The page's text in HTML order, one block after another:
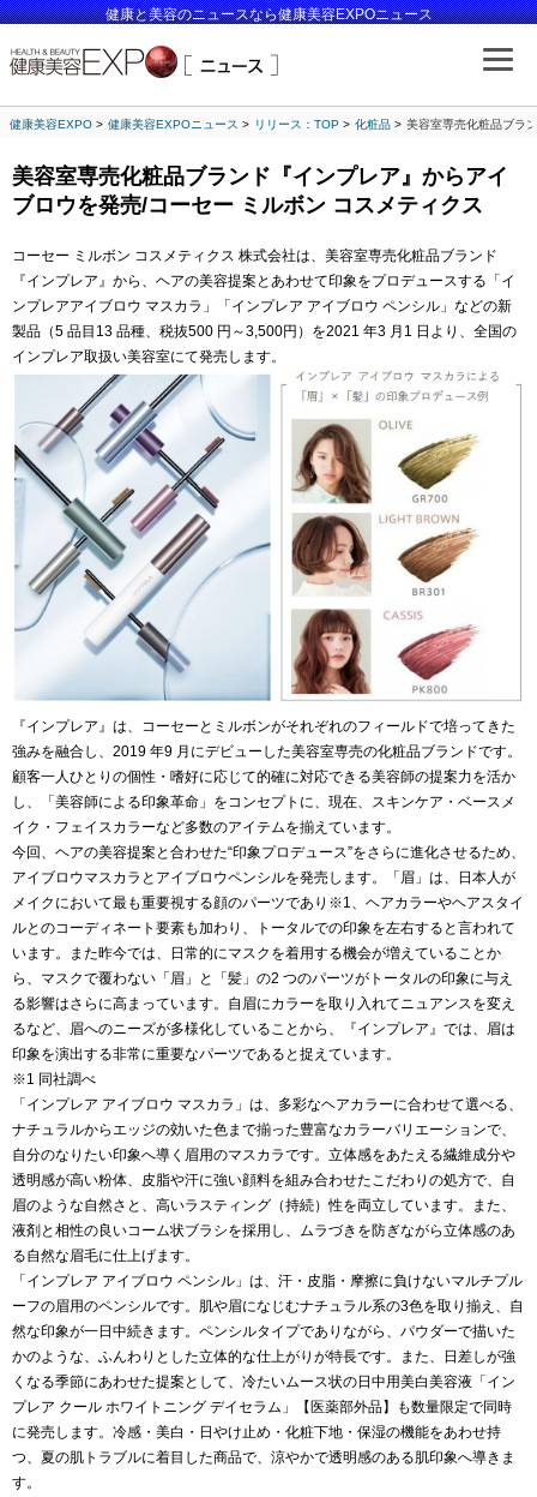
健康と美容のニュースなら健康美容EXPOニュース
健康美容EXPO 健康美容EXPOニュース リリース：TOP 化粧品 美容室専売化粧品ブラ
美容室専売化粧品ブランド『インプレア』からアイ
ブロウを発売/コーセー ミルボン コスメティクス
コーセー ミルボン コスメティクス 株式会社は、美容室専売化粧品ブランド
『インプレア』から、ヘアの美容提案とあわせて印象をプロデュースする「イ
ンプレアアイブロウ マスカラ」「インプレア アイブロウ ペンシル」などの新
製品（5 品目13 品種、税抜500 円～3,500円）を2021 年3 月1 日より、全国の
インプレア取扱い美容室にて発売します。
『インプレア』は、コーセーとミルボンがそれぞれのフィールドで培ってきた
強みを融合し、2019 年9 月にデビューした美容室専売の化粧品ブランドです。
顧客一人ひとりの個性・嗜好に応じて的確に対応できる美容師の提案力を活か
し、「美容師による印象革命」をコンセプトに、現在、スキンケア・ベースメ
イク・フェイスカラーなど多数のアイテムを揃えています。
今回、ヘアの美容提案と合わせた“印象プロデュース”をさらに進化させるため、
アイブロウマスカラとアイブロウペンシルを発売します。「眉」は、日本人が
メイクにおいて最も重要視する顔のパーツであり※1、ヘアカラーやヘアスタイ
ルとのコーディネート要素も加わり、トータルでの印象を左右すると言われて
います。また昨今では、日常的にマスクを着用する機会が増えていることか
ら、マスクで覆わない「眉」と「髪」の2 つのパーツがトータルの印象に与え
る影響はさらに高まっています。自眉にカラーを取り入れてニュアンスを変え
るなど、眉へのニーズが多様化していることから、『インプレア』では、眉は
印象を演出する非常に重要なパーツであると捉えています。
※1 同社調べ
「インプレア アイブロウ マスカラ」は、多彩なヘアカラーに合わせて選べる、
ナチュラルからエッジの効いた色まで揃った豊富なカラーバリエーションで、
自分のなりたい印象へ導く眉用のマスカラです。立体感をあたえる繊維成分や
透明感が高い粉体、皮脂や汗に強い顔料を組み合わせたこだわりの処方で、自
眉のような自然さと、高いラスティング（持続）性を両立しています。また、
液剤と相性の良いコーム状ブラシを採用し、ムラづきを防ぎながら立体感のあ
る自然な眉毛に仕上げます。
「インプレア アイブロウ ペンシル」は、汗・皮脂・摩擦に負けないマルチプル
ーフの眉用のペンシルです。肌や眉になじむナチュラル系の3色を取り揃え、自
然な印象が一日中続きます。ペンシルタイプでありながら、パウダーで描いた
かのような、ふんわりとした立体的な仕上がりが特長です。また、日差しが強
くなる季節にあわせた提案として、冷たいムース状の日中用美白美容液「イン
プレア クール ホワイトニング デイセラム」【医薬部外品】も数量限定で同時
に発売します。冷感・美白・日やけ止め・化粧下地・保湿の機能をあわせ持
つ、夏の肌トラブルに着目した商品で、涼やかで透明感のある肌印象へ導きま
す。